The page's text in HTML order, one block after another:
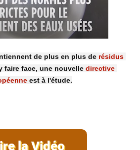
de plus en plus de résidus
faire face, une nouvelle directive
est à l'étude.